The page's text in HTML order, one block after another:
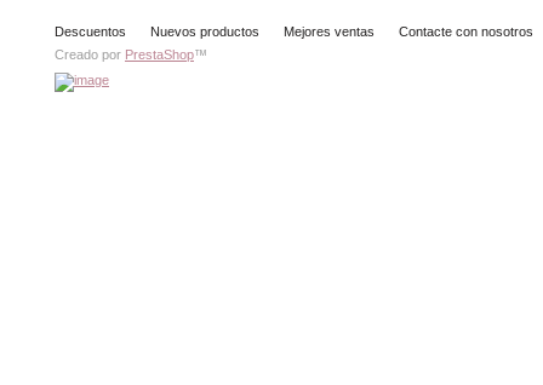
Descuentos Nuevos productos Mejores ventas
Contacte con nosotros
Creado por PrestaShop™